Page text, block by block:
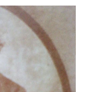
dedicar aos
em primeiro
comércio foi
de uma
renegam suas
orgulhava-se